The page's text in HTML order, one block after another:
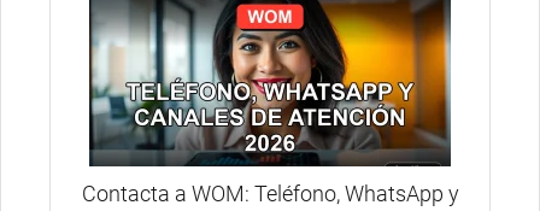
Contacta a WOM: Teléfono, WhatsApp y